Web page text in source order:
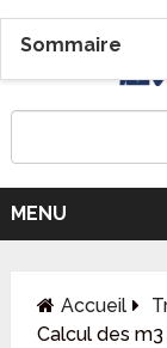
MENU
Accueil
Calcul des m3
Sommaire